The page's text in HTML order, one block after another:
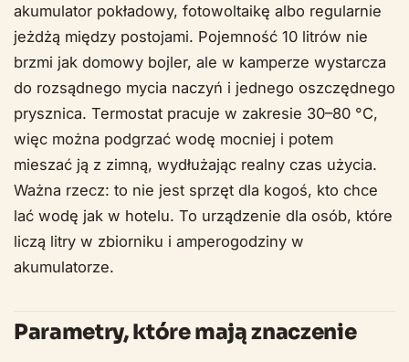
akumulator pokładowy, fotowoltaikę albo regularnie
jeżdżą między postojami. Pojemność 10 litrów nie
brzmi jak domowy bojler, ale w kamperze wystarcza
do rozsądnego mycia naczyń i jednego oszczędnego
prysznica. Termostat pracuje w zakresie 30–80 °C,
więc można podgrzać wodę mocniej i potem
mieszać ją z zimną, wydłużając realny czas użycia.
Ważna rzecz: to nie jest sprzęt dla kogoś, kto chce
lać wodę jak w hotelu. To urządzenie dla osób, które
liczą litry w zbiorniku i amperogodziny w
akumulatorze.
Parametry, które mają znaczenie